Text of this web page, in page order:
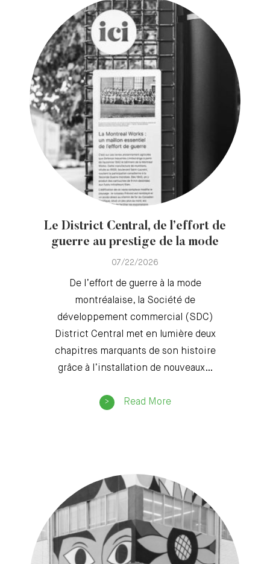
Le District Central, de l’effort de
guerre au prestige de la mode
07/22/2026
De l’effort de guerre à la mode
montréalaise, la Société de
développement commercial (SDC)
District Central met en lumière deux
chapitres marquants de son histoire
grâce à l’installation de nouveaux…
Read More